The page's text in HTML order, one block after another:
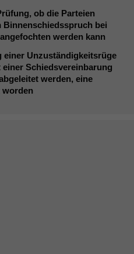
ob die Parteien
Binnenschiedsspruch bei
werden kann
einer Unzuständigkeitsrüge
Schiedsvereinbarung
werden, eine
worden
statistische
Daten auf.
Funktionalität
Einige
Funktionen auf
dieser Website